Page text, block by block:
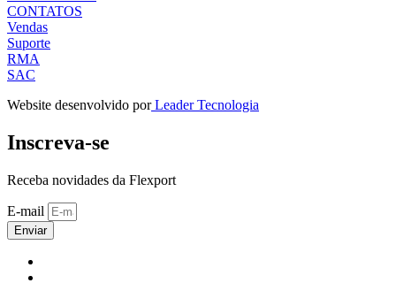
CONTATOS
Vendas
Suporte
RMA
SAC
Website desenvolvido porLeader Tecnologia
Inscreva-se
Receba novidades da Flexport
E-mail
Enviar